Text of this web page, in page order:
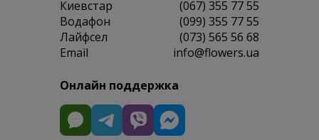
Киевстар
(067) 355 77 55
Водафон
(099) 355 77 55
Лайфсел
(073) 565 56 68
Email
info@flowers.ua
Онлайн поддержка